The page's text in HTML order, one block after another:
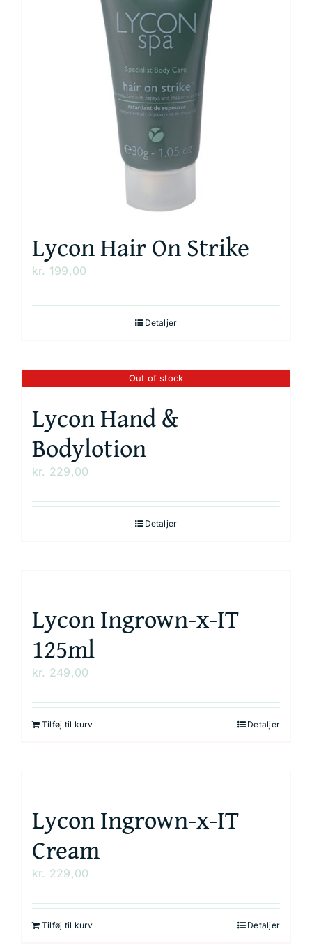
Lycon Hair On Strike
kr. 199,00
Detaljer
Out of stock
Lycon Hand &
Bodylotion
kr. 229,00
Detaljer
Lycon Ingrown-x-IT
125ml
kr. 249,00
Tilføj til kurv Detaljer
Lycon Ingrown-x-IT
Cream
kr. 229,00
Tilføj til kurv Detaljer